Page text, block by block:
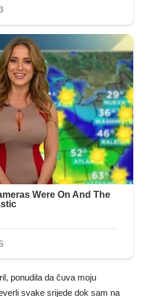
ponudila da čuva moju
svake srijede dok sam na